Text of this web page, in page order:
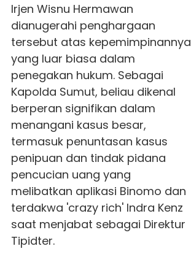
Irjen Wisnu Hermawan
dianugerahi penghargaan
tersebut atas kepemimpinannya
yang luar biasa dalam
penegakan hukum. Sebagai
Kapolda Sumut, beliau dikenal
berperan signifikan dalam
menangani kasus besar,
termasuk penuntasan kasus
penipuan dan tindak pidana
pencucian uang yang
melibatkan aplikasi Binomo dan
terdakwa 'crazy rich' Indra Kenz
saat menjabat sebagai Direktur
Tipidter.